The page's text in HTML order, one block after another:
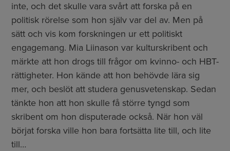
inte, och det skulle vara svårt att forska på en
politisk rörelse som hon själv var del av. Men på
sätt och vis kom forskningen ur ett politiskt
engagemang. Mia Liinason var kulturskribent och
märkte att hon drogs till frågor om kvinno- och HBT-
rättigheter. Hon kände att hon behövde lära sig
mer, och beslöt att studera genusvetenskap. Sedan
tänkte hon att hon skulle få större tyngd som
skribent om hon disputerade också. När hon väl
börjat forska ville hon bara fortsätta lite till, och lite
till…